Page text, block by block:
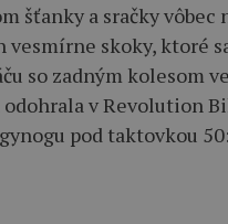
šťanky a sračky vôbec
vesmírne skoky, ktoré
so zadným kolesom
odohrala v Revolution
pod taktovkou